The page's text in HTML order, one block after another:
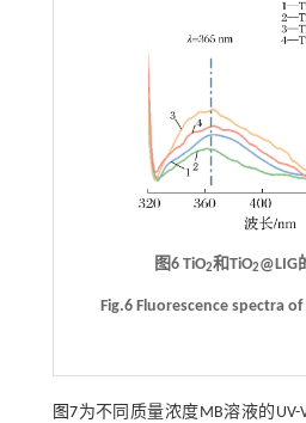
图6 TiO2和TiO2@LIG
Fig.6 Fluorescence spectra of
图7为不同质量浓度MB溶液的UV-